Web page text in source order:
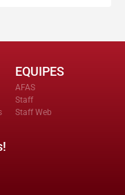
EQUIPES
AFAS
Staff
Staff Web